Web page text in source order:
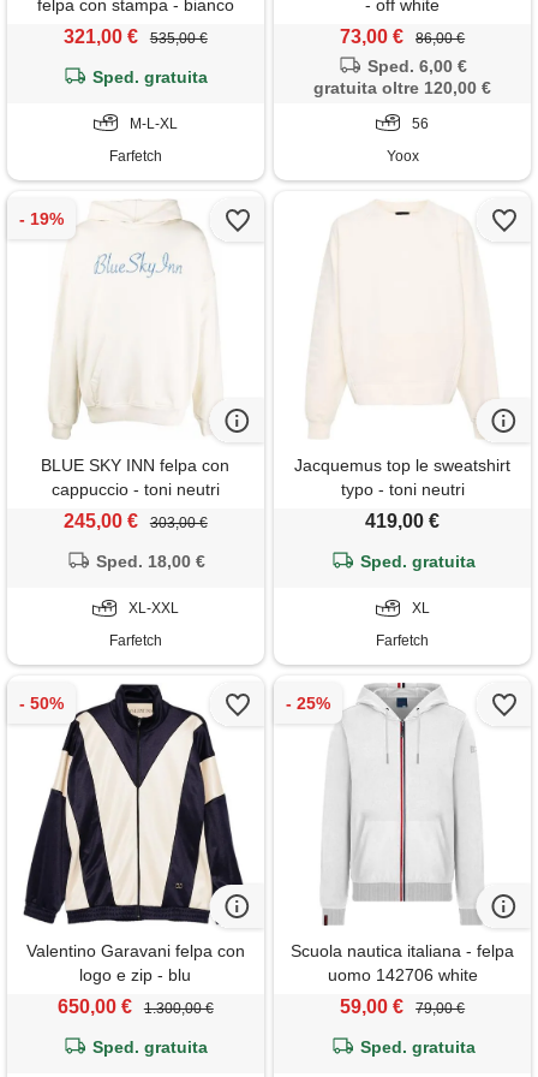
felpa con stampa - bianco
321,00 € 535,00 €
Sped. gratuita
M-L-XL
Farfetch
- off white
73,00 € 86,00 €
Sped. 6,00 €
gratuita oltre 120,00 €
56
Yoox
BLUE SKY INN felpa con
cappuccio - toni neutri
245,00 € 303,00 €
Sped. 18,00 €
XL-XXL
Farfetch
Jacquemus top le sweatshirt
typo - toni neutri
419,00 €
Sped. gratuita
XL
Farfetch
Valentino Garavani felpa con
logo e zip - blu
650,00 € 1.300,00 €
Sped. gratuita
Scuola nautica italiana - felpa
uomo 142706 white
59,00 € 79,00 €
Sped. gratuita